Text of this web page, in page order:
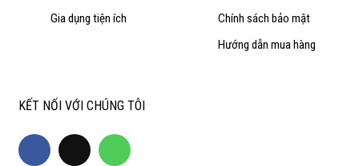
Gia dụng tiện ích
Chính sách bảo mật
Hướng dẫn mua hàng
KẾT NỐI VỚI CHÚNG TÔI